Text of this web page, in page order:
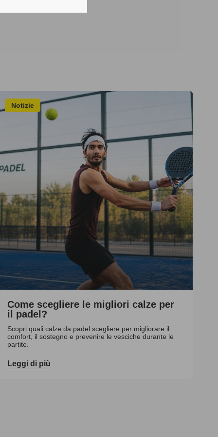
Notizie
Come scegliere le migliori calze per
il padel?
Scopri quali calze da padel scegliere per migliorare il
comfort, il sostegno e prevenire le vesciche durante le
partite.
Leggi di più